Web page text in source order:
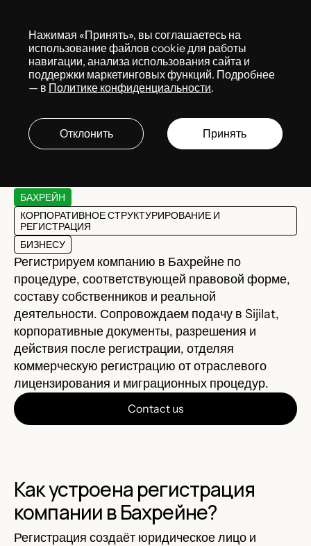
Services
Регистрация компании
в Бахрейне
БАХРЕЙН
КОРПОРАТИВНОЕ СТРУКТУРИРОВАНИЕ И
РЕГИСТРАЦИЯ
БИЗНЕСУ
Регистрируем компанию в Бахрейне по
процедуре, соответствующей правовой форме,
составу собственников и реальной
деятельности. Сопровождаем подачу в Sijilat,
корпоративные документы, разрешения и
действия после регистрации, отделяя
коммерческую регистрацию от отраслевого
лицензирования и миграционных процедур.
Contact us
Как устроена регистрация
компании в Бахрейне?
Регистрация создаёт юридическое лицо и
Нажимая «Принять», вы соглашаетесь на
использование файлов cookie для работы
навигации, анализа использования сайта и
поддержки маркетинговых функций. Подробнее
— в Политике конфиденциальности.
Отклонить Принять